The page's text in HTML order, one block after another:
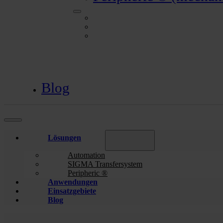
Blog
Lösungen
Automation
SIGMA Transfersystem
Peripheric ®
Anwendungen
Einsatzgebiete
Blog